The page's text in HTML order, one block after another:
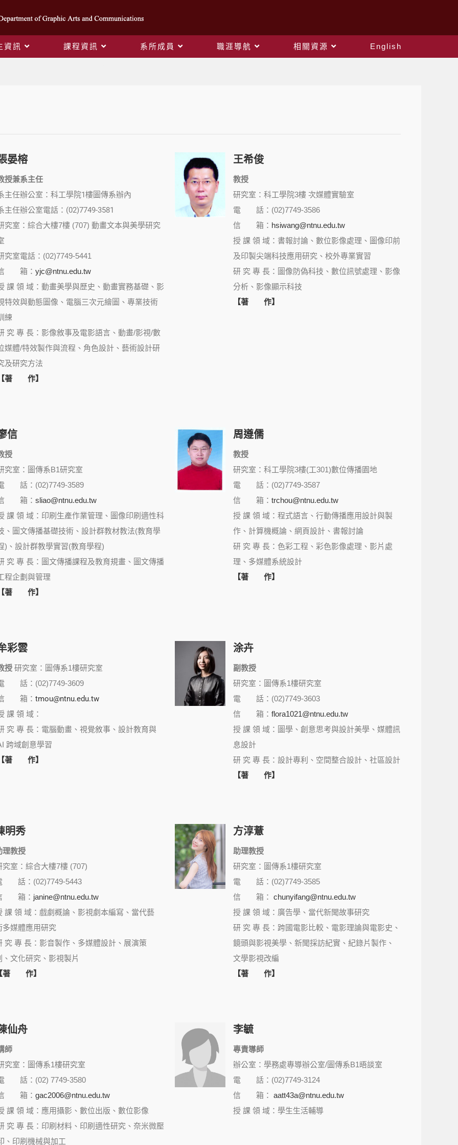
資訊 課程資訊 系所成員 職涯導航 相關資源
English
晏榕
授兼系主任
主任辦公室：科工學院1樓圖傳系辦內
主任辦公室電話：(02)7749-3581
究室：綜合大樓7樓 (707) 動畫文本與美學研究
究室電話：(02)7749-5441
箱： yjc@ntnu.edu.tw
課 領 域：動畫美學與歷史、動畫實務基礎、影
特效與動態圖像、電腦三次元繪圖、專業技術
練
究 專 長：影像敘事及電影語言、動畫/影視/數
媒體/特效製作與流程、角色設計、藝術設計研
及研究方法
著 作】
王希俊
教授
研究室：科工學院3樓 次媒體實驗室
電 話：(02)7749-3586
信 箱： hsiwang@ntnu.edu.tw
授 課 領 域：書報討論、數位影像處理、圖像印前
及印製尖端科技應用研究、校外專業實習
研 究 專 長：圖像防偽科技、數位訊號處理、影像
分析、影像顯示科技
【著 作】
信
授
究室：圖傳系B1研究室
話：(02)7749-3589
箱： sliao@ntnu.edu.tw
課 領 域：印刷生產作業管理、圖像印刷適性科
、圖文傳播基礎技術、設計群教材教法(教育學
)、設計群教學實習(教育學程)
究 專 長：圖文傳播課程及教育規畫、圖文傳播
程企劃與管理
著 作】
周遵儒
教授
研究室：科工學院3樓(工301)數位傳播園地
電 話：(02)7749-3587
信 箱： trchou@ntnu.edu.tw
授 課 領 域：程式語言、行動傳播應用設計與製
作、計算機概論、網頁設計、書報討論
研 究 專 長：色彩工程、彩色影像處理、影片處
理、多媒體系統設計
【著 作】
彩雲
授研究室：圖傳系1樓研究室
話：(02)7749-3609
箱： tmou@ntnu.edu.tw
課 領 域：
究 專 長：電腦動畫、視覺敘事、設計教育與
跨域創意學習
著 作】
涂卉
副教授
研究室：圖傳系1樓研究室
電 話：(02)7749-3603
信 箱： flora1021@ntnu.edu.tw
授 課 領 域：圖學、創意思考與設計美學、媒體訊
息設計
研 究 專 長：設計專利、空間整合設計、社區設計
【著 作】
明秀
理教授
究室：綜合大樓7樓 (707)
話：(02)7749-5443
箱： janine@ntnu.edu.tw
課 領 域：戲劇概論、影視劇本編寫、當代藝
多媒體應用研究
究 專 長：影音製作、多媒體設計、展演策
、文化研究、影視製片
著 作】
方淳薏
助理教授
研究室：圖傳系1樓研究室
電 話：(02)7749-3585
信 箱： chunyifang@ntnu.edu.tw
授 課 領 域：廣告學、當代新聞故事研究
研 究 專 長：跨國電影比較、電影理論與電影史、
鏡頭與影視美學、新聞採訪紀實、紀錄片製作、
文學影視改編
【著 作】
仙舟
師
究室：圖傳系1樓研究室
話：(02) 7749-3580
箱： gac2006@ntnu.edu.tw
課 領 域：應用攝影、數位出版、數位影像
究 專 長：印刷材料、印刷適性研究、奈米微壓
、印刷機械與加工
李毓
專責導師
辦公室：學務處專導辦公室/圖傳系B1晤談室
電 話：(02)7749-3124
信 箱： aatt43a@ntnu.edu.tw
授 課 領 域：學生生活輔導